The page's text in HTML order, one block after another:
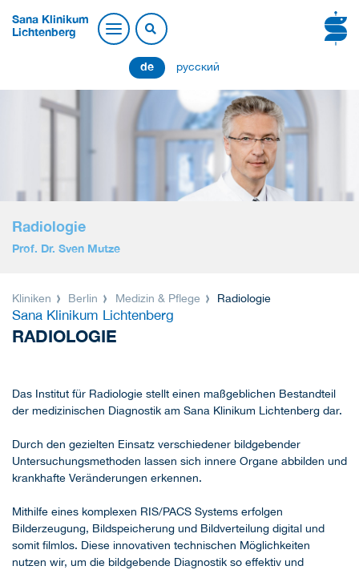
Sana Klinikum
Lichtenberg
de русский
Radiologie
Prof. Dr. Sven Mutze
Kliniken Berlin Medizin & Pflege Radiologie
Sana Klinikum Lichtenberg
RADIOLOGIE
Das Institut für Radiologie stellt einen maßgeblichen Bestandteil
der medizinischen Diagnostik am Sana Klinikum Lichtenberg dar.
Durch den gezielten Einsatz verschiedener bildgebender
Untersuchungsmethoden lassen sich innere Organe abbilden und
krankhafte Veränderungen erkennen.
Mithilfe eines komplexen RIS/PACS Systems erfolgen
Bilderzeugung, Bildspeicherung und Bildverteilung digital und
somit filmlos. Diese innovativen technischen Möglichkeiten
nutzen wir, um die bildgebende Diagnostik so effektiv und